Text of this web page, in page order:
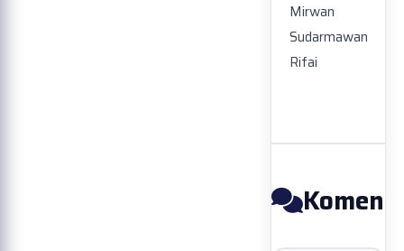
Mirwan
Sudarmawan
Rifai